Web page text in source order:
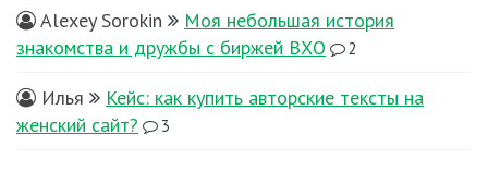
Alexey Sorokin
Моя небольшая история
знакомства и дружбы с биржей ВХО
2
Илья
Кейс: как купить авторские тексты на
женский сайт?
3